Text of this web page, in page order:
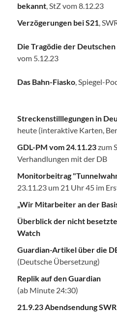
bekannt , StZ vom 8.12.23
Verzögerungen bei S21 ,
Die Tragödie der Deutschen
vom 5.12.23
Das Bahn-Fiasko , Spiegel-
Streckenstilllegungen in
heute (interaktive Karten,
GDL-PM vom 24.11.23zum
Verhandlungen mit der DB
Monitorbeitrag
23.11.23 um 21 Uhr 45 im
„Wir Mitarbeiter an der
Überblick der nicht
Watch
Guardian-Artikel über die
(Deutsche Übersetzung)
Replik auf den Guardian
(ab Minute 24:30)
21.9.23 Abendsendung SWR